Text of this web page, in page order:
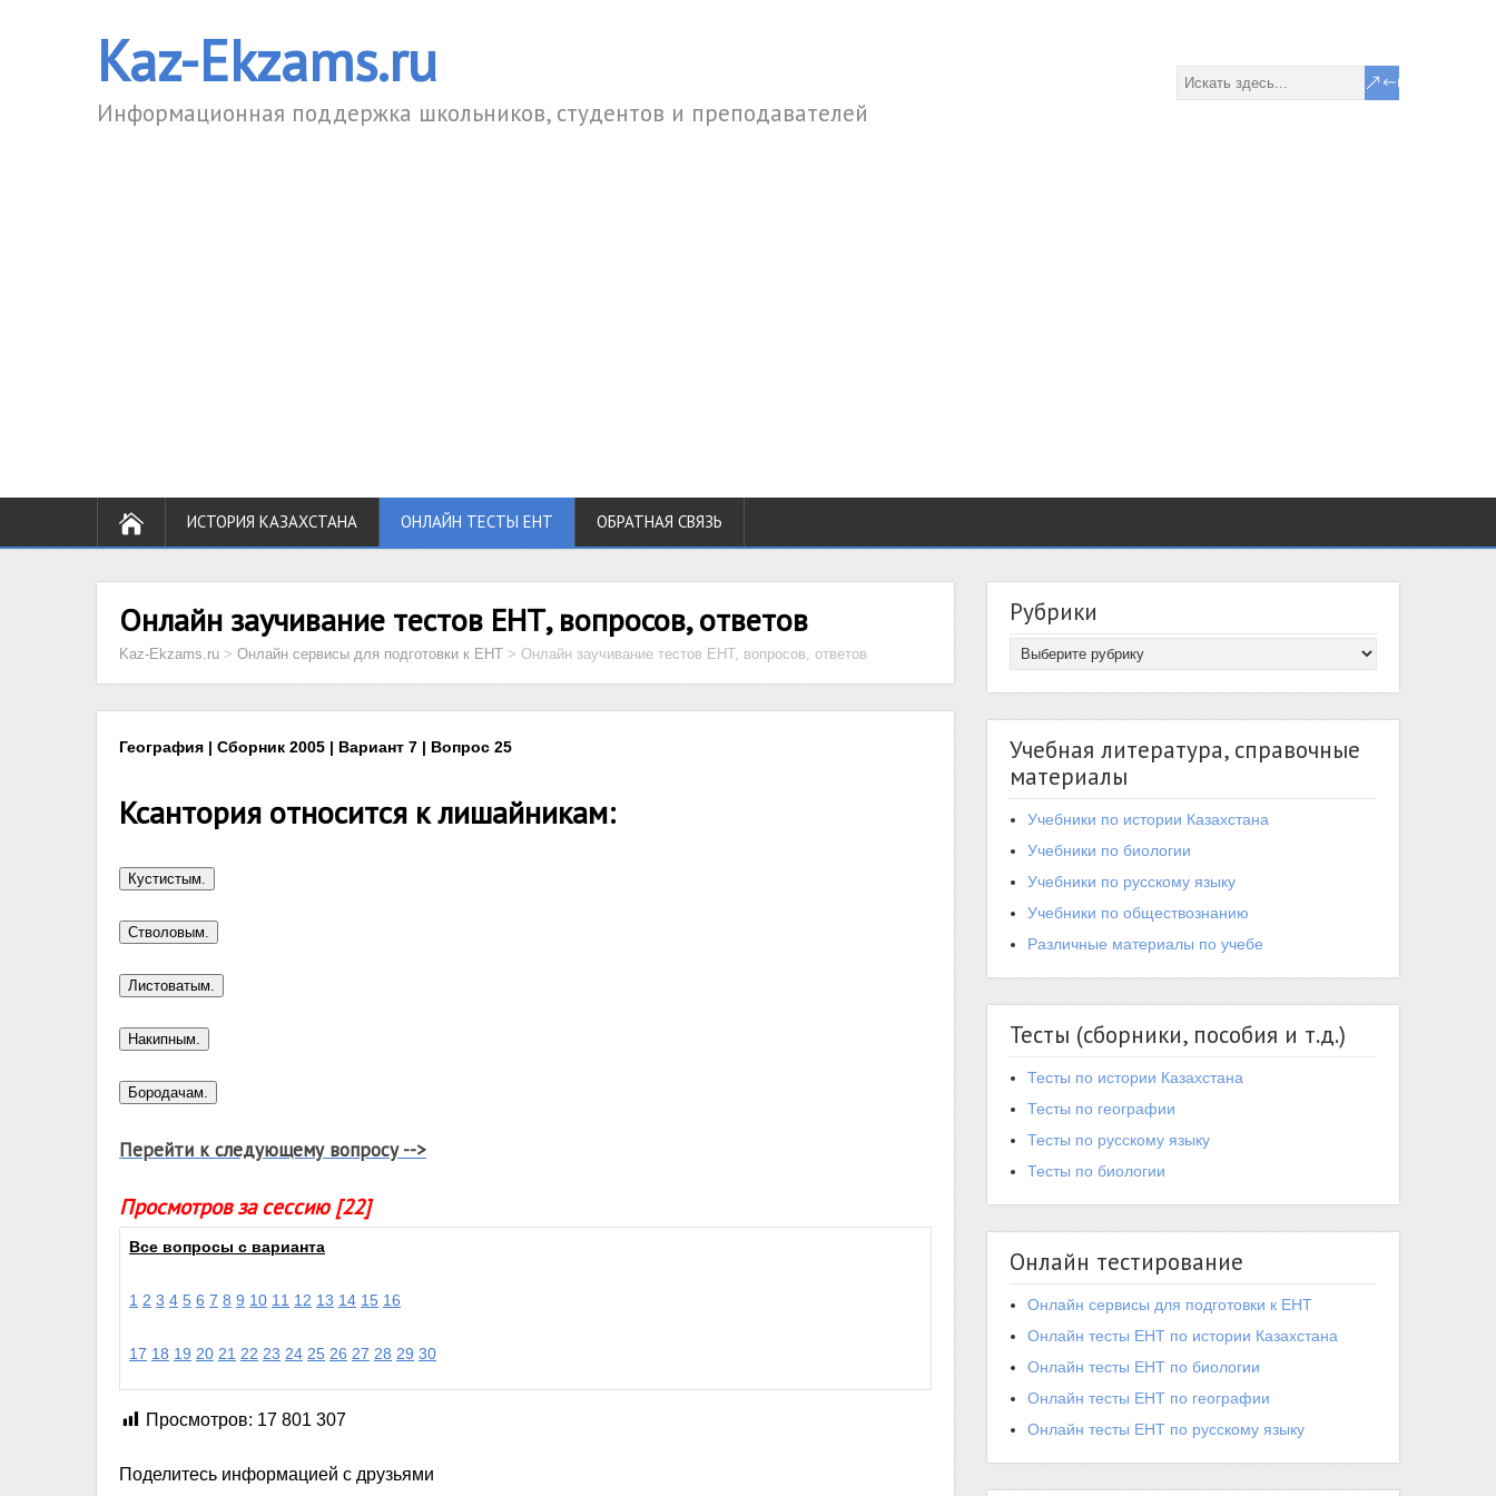
Kaz-Ekzams.ru
Информационная поддержка школьников, студентов и преподавателей
ИСТОРИЯ КАЗАХСТАНА ОНЛАЙН ТЕСТЫ ЕНТ ОБРАТНАЯ СВЯЗЬ
Онлайн заучивание тестов ЕНТ, вопросов, ответов
Kaz-Ekzams.ru > Онлайн сервисы для подготовки к ЕНТ > Онлайн заучивание тестов ЕНТ, вопросов, ответов
География | Сборник 2005 | Вариант 7 | Вопрос 25
Ксантория относится к лишайникам:
Перейти к следующему вопросу -->
Просмотров за сессию [22]
Все вопросы с варианта
1 2 3 4 5 6 7 8 9 10 11 12 13 14 15 16
17 18 19 20 21 22 23 24 25 26 27 28 29 30
Просмотров: 17 801 307
Поделитесь информацией с друзьями
Рубрики
Учебная литература, справочные
материалы
Учебники по истории Казахстана
Учебники по биологии
Учебники по русскому языку
Учебники по обществознанию
Различные материалы по учебе
Тесты (сборники, пособия и т.д.)
Тесты по истории Казахстана
Тесты по географии
Тесты по русскому языку
Тесты по биологии
Онлайн тестирование
Онлайн сервисы для подготовки к ЕНТ
Онлайн тесты ЕНТ по истории Казахстана
Онлайн тесты ЕНТ по биологии
Онлайн тесты ЕНТ по географии
Онлайн тесты ЕНТ по русскому языку